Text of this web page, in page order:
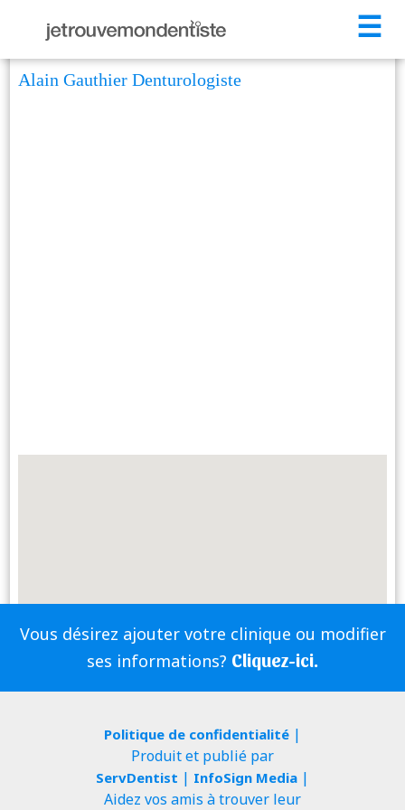
☰
Alain Gauthier Denturologiste
Vous désirez ajouter votre clinique ou modifier
ses informations? Cliquez-ici.
Politique de confidentialité|
Produit et publié par
ServDentist | InfoSign Media|
Aidez vos amis à trouver leur